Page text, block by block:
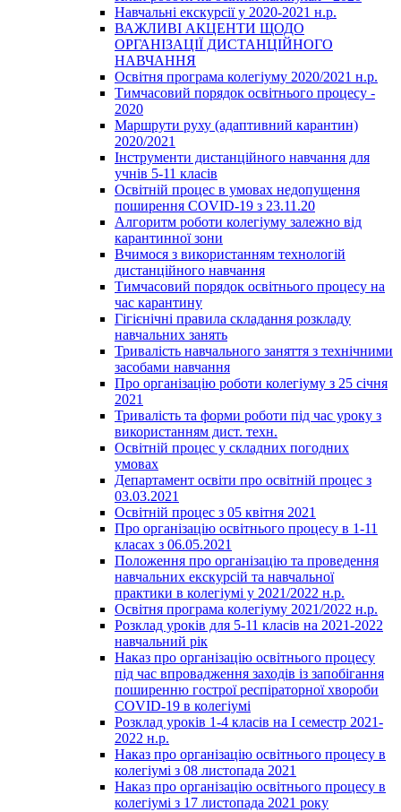
Навчальні екскурсії у 2020-2021 н.р.
ВАЖЛИВІ АКЦЕНТИ ЩОДО
ОРГАНІЗАЦІЇ ДИСТАНЦІЙНОГО
НАВЧАННЯ
Освітня програма колегіуму 2020/2021 н.р.
Тимчасовий порядок освітнього процесу -
2020
Маршрути руху (адаптивний карантин)
2020/2021
Інструменти дистанційного навчання для
учнів 5-11 класів
Освітній процес в умовах недопущення
поширення COVID-19 з 23.11.20
Алгоритм роботи колегіуму залежно від
карантинної зони
Вчимося з використанням технологій
дистанційного навчання
Тимчасовий порядок освітнього процесу на
час карантину
Гігієнічні правила складання розкладу
навчальних занять
Тривалість навчального заняття з технічними
засобами навчання
Про організацію роботи колегіуму з 25 січня
2021
Тривалість та форми роботи під час уроку з
використанням дист. техн.
Освітній процес у складних погодних
умовах
Департамент освіти про освітній процес з
03.03.2021
Освітній процес з 05 квітня 2021
Про організацію освітнього процесу в 1-11
класах з 06.05.2021
Положення про організацію та проведення
навчальних екскурсій та навчальної
практики в колегіумі у 2021/2022 н.р.
Освітня програма колегіуму 2021/2022 н.р.
Розклад уроків для 5-11 класів на 2021-2022
навчальний рік
Наказ про організацію освітнього процесу
під час впровадження заходів із запобігання
поширенню гострої респіраторної хвороби
COVID-19 в колегіумі
Розклад уроків 1-4 класів на І семестр 2021-
2022 н.р.
Наказ про організацію освітнього процесу в
колегіумі з 08 листопада 2021
Наказ про організацію освітнього процесу в
колегіумі з 17 листопада 2021 року